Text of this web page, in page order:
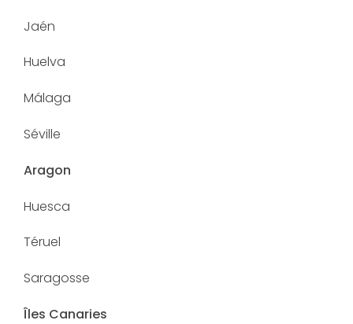
Jaén
Huelva
Málaga
Séville
Aragon
Huesca
Téruel
Saragosse
Îles Canaries